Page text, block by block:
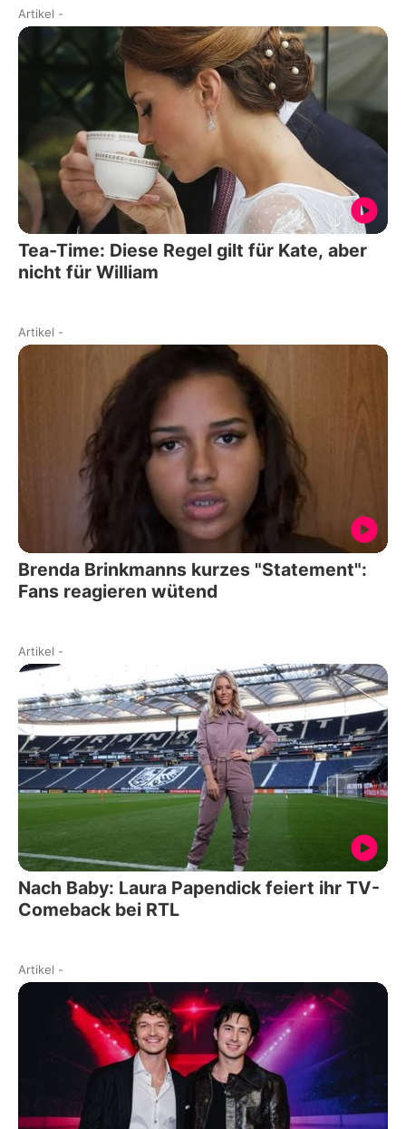
Artikel -
Tea-Time: Diese Regel gilt für Kate, aber
nicht für William
Artikel -
Brenda Brinkmanns kurzes "Statement":
Fans reagieren wütend
Artikel -
Nach Baby: Laura Papendick feiert ihr TV-
Comeback bei RTL
Artikel -